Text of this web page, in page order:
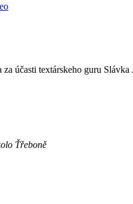
účasti textárskeho guru
Ťřeboně